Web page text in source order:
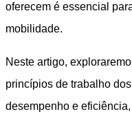
oferecem é essencial
mobilidade.
Neste artigo,
princípios de trabalho
desempenho e